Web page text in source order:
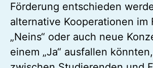
Förderung entschieden
alternative Kooperationen im
„Neins“ oder auch neue
einem „Ja“ ausfallen